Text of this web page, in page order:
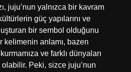
juju’nun yalnızca bir kavram
güç yapılarını ve
bir sembol olduğunu
kelimenin anlamı, bazen
ve farklı dünyaları
olabilir. Peki, sizce juju’nun